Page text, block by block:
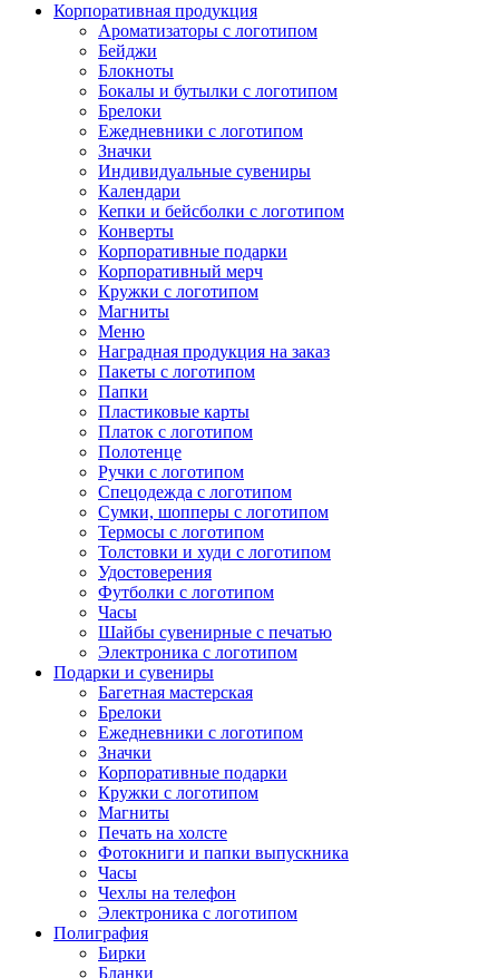
Корпоративная продукция
Ароматизаторы с логотипом
Бейджи
Блокноты
Бокалы и бутылки с логотипом
Брелоки
Ежедневники с логотипом
Значки
Индивидуальные сувениры
Календари
Кепки и бейсболки с логотипом
Конверты
Корпоративные подарки
Корпоративный мерч
Кружки с логотипом
Магниты
Меню
Наградная продукция на заказ
Пакеты с логотипом
Папки
Пластиковые карты
Платок с логотипом
Полотенце
Ручки с логотипом
Спецодежда с логотипом
Сумки, шопперы с логотипом
Термосы с логотипом
Толстовки и худи с логотипом
Удостоверения
Футболки с логотипом
Часы
Шайбы сувенирные с печатью
Электроника с логотипом
Подарки и сувениры
Багетная мастерская
Брелоки
Ежедневники с логотипом
Значки
Корпоративные подарки
Кружки с логотипом
Магниты
Печать на холсте
Фотокниги и папки выпускника
Часы
Чехлы на телефон
Электроника с логотипом
Полиграфия
Бирки
Бланки